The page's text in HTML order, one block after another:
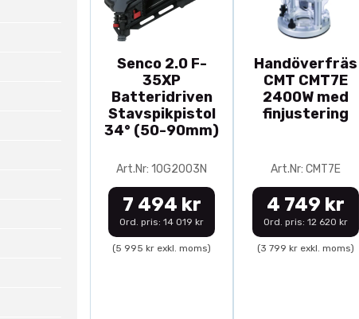
Senco 2.0 F-
35XP
Batteridriven
Stavspikpistol
34° (50-90mm)
Art.Nr: 10G2003N
7 494 kr
Ord. pris: 14 019 kr
(5 995 kr exkl. moms)
Handöverfräs
CMT CMT7E
2400W med
finjustering
Art.Nr: CMT7E
4 749 kr
Ord. pris: 12 620 kr
(3 799 kr exkl. moms)